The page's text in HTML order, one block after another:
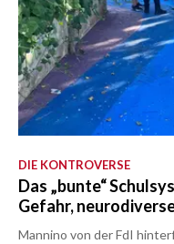
DIE KONTROVERSE
Das „bunte“
Gefahr,
Mannino von der FdI